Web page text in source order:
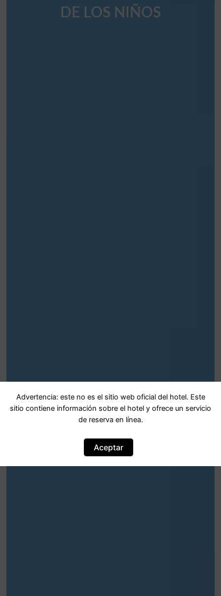
DE LOS NIÑOS
Advertencia: este no es el sitio web oficial del hotel. Este
sitio contiene información sobre el hotel y ofrece un servicio
de reserva en línea.
Aceptar